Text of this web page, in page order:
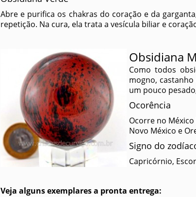
Abre e purifica os chakras do coração e da
repetição. Na cura, ela trata a vesícula biliar e
Obsidiana
Como todos
mogno,
um pouco
Ocorência
Ocorre no
Novo México e
Signo do
Capricórnio,
Veja alguns exemplares a pronta entrega: